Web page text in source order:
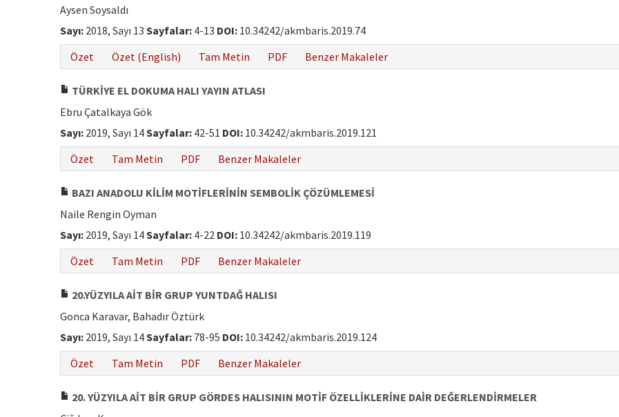
Aysen Soysaldı
Sayı: 2018, Sayı 13 Sayfalar: 4-13 DOI: 10.34242/akmbaris.2019.74
Özet
Özet (English) Tam Metin PDF Benzer Makaleler
TÜRKİYE EL DOKUMA HALI YAYIN ATLASI
Ebru Çatalkaya Gök
Sayı: 2019, Sayı 14Sayfalar: 42-51 DOI: 10.34242/akmbaris.2019.121
Özet
Tam Metin PDF Benzer Makaleler
BAZI ANADOLU KİLİM MOTİFLERİNİN SEMBOLİK ÇÖZÜMLEMESİ
Naile Rengin Oyman
Sayı: 2019, Sayı 14Sayfalar: 4-22 DOI: 10.34242/akmbaris.2019.119
Özet
Tam Metin PDF Benzer Makaleler
20.YÜZYILA AİT BİR GRUP YUNTDAĞ HALISI
Gonca Karavar, Bahadır Öztürk
Sayı: 2019, Sayı 14Sayfalar: 78-95 DOI: 10.34242/akmbaris.2019.124
Özet
Tam Metin PDF Benzer Makaleler
20. YÜZYILA AİT BİR GRUP GÖRDES HALISININ MOTİF ÖZELLİKLERİNE DAİR DEĞERLENDİRMELER